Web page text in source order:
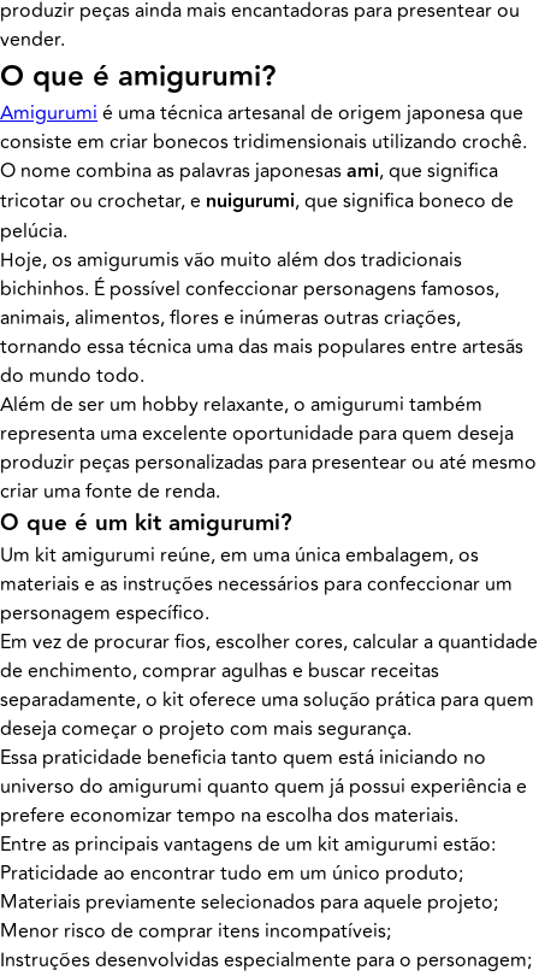
produzir peças ainda mais encantadoras para presentear ou
vender.
O que é amigurumi?
Amigurumié uma técnica artesanal de origem japonesa que
consiste em criar bonecos tridimensionais utilizando crochê.
O nome combina as palavras japonesasami, que significa
tricotar ou crochetar, e nuigurumi, que significa boneco de
pelúcia.
Hoje, os amigurumis vão muito além dos tradicionais
bichinhos. É possível confeccionar personagens famosos,
animais, alimentos, flores e inúmeras outras criações,
tornando essa técnica uma das mais populares entre artesãs
do mundo todo.
Além de ser um hobby relaxante, o amigurumi também
representa uma excelente oportunidade para quem deseja
produzir peças personalizadas para presentear ou até mesmo
criar uma fonte de renda.
O que é um kit amigurumi?
Um kit amigurumi reúne, em uma única embalagem, os
materiais e as instruções necessários para confeccionar um
personagem específico.
Em vez de procurar fios, escolher cores, calcular a quantidade
de enchimento, comprar agulhas e buscar receitas
separadamente, o kit oferece uma solução prática para quem
deseja começar o projeto com mais segurança.
Essa praticidade beneficia tanto quem está iniciando no
universo do amigurumi quanto quem já possui experiência e
prefere economizar tempo na escolha dos materiais.
Entre as principais vantagens de um kit amigurumi estão:
Praticidade ao encontrar tudo em um único produto;
Materiais previamente selecionados para aquele projeto;
Menor risco de comprar itens incompatíveis;
Instruções desenvolvidas especialmente para o personagem;